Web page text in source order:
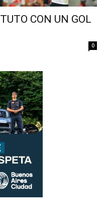
CON UN GOL
0